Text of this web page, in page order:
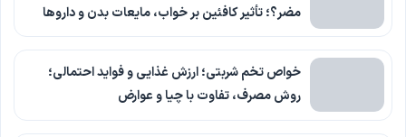
مضر؟؛ تأثیر کافئین بر خواب، مایعات بدن و داروها
خواص تخم شربتی؛ ارزش غذایی و فواید احتمالی؛
روش مصرف، تفاوت با چیا و عوارض